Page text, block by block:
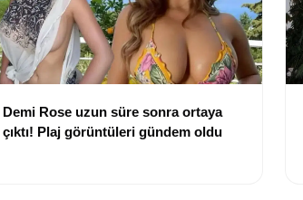
Demi Rose uzun süre sonra ortaya
çıktı! Plaj görüntüleri gündem oldu